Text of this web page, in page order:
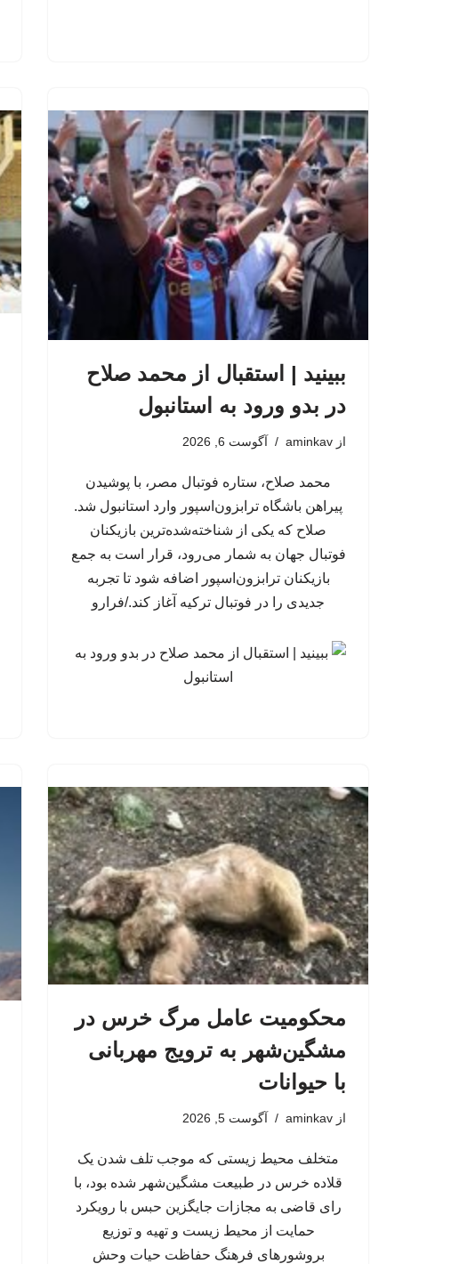
ببینید | استقبال از محمد صلاح
در بدو ورود به استانبول
از aminkav آگوست 6, 2026
محمد صلاح، ستاره فوتبال مصر، با پوشیدن
پیراهن باشگاه ترابزون‌اسپور وارد استانبول شد.
صلاح که یکی از شناخته‌شده‌ترین بازیکنان
فوتبال جهان به شمار می‌رود، قرار است به جمع
بازیکنان ترابزون‌اسپور اضافه شود تا تجربه
جدیدی را در فوتبال ترکیه آغاز کند./فرارو
محکومیت عامل مرگ خرس در
مشگین‌شهر به ترویج مهربانی
با حیوانات
از aminkav آگوست 5, 2026
متخلف محیط زیستی که موجب تلف شدن یک
قلاده خرس در طبیعت مشگین‌شهر شده بود، با
رای قاضی به مجازات جایگزین حبس با رویکرد
حمایت از محیط زیست و تهیه و توزیع
بروشورهای فرهنگ حفاظت حیات وحش